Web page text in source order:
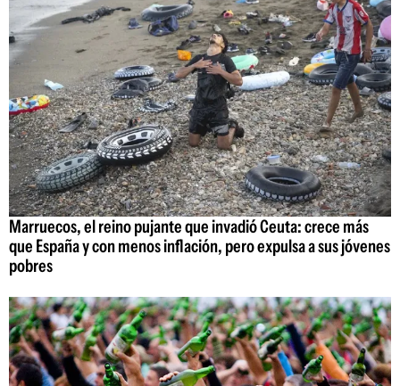
Marruecos, el reino pujante que invadió Ceuta: crece más
que España y con menos inflación, pero expulsa a sus jóvenes
pobres